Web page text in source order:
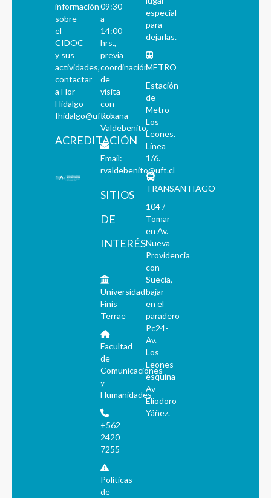
información
sobre
el
CIDOC
y sus
actividades,
contactar
a Flor
Hidalgo
fhidalgo@uft.cl
ACREDITACIÓN
09:30
a
14:00
hrs.,
previa
coordinación
de
visita
con
Roxana
Valdebenito.
Email:
rvaldebenito@uft.cl
SITIOS
DE
INTERÉS
Universidad
Finis
Terrae
Facultad
de
Comunicaciones
y
Humanidades
+562
2420
7255
Políticas
de
especial
para
dejarlas.
METRO
Estación
de
Metro
Los
Leones.
Línea
1/6.
TRANSANTIAGO
104 /
Tomar
en Av.
Nueva
Providencia
con
Suecia,
bajar
en el
paradero
Pc24-
Av.
Los
Leones
esquina
Av
Eliodoro
Yáñez.